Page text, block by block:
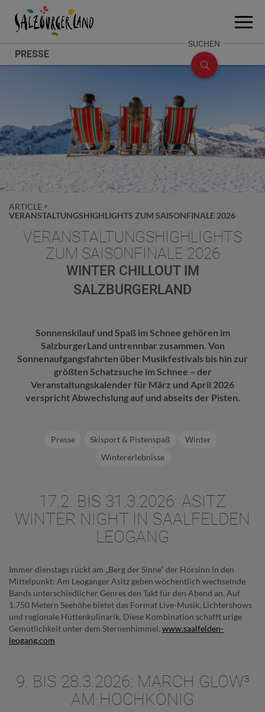
Zum InhaltAccesskey
[0]
Zum SeitenanfangAccesskey
[1]
Zum Fuß-BereichAccesskey
[2]
PRESSE
Menü
SUCHEN
SUCHE
ÖFFNEN
ARTICLE
VERANSTALTUNGSHIGHLIGHTS ZUM SAISONFINALE 2026
VERANSTALTUNGSHIGHLIGHTS
ZUM SAISONFINALE 2026
WINTER CHILLOUT IM
SALZBURGERLAND
Sonnenskilauf und Spaß im Schnee gehören im
SalzburgerLand untrennbar zusammen. Von
Sonnenaufgangsfahrten über Musikfestivals bis hin zur
größten Schatzsuche im Schnee – der
Veranstaltungskalender für März und April 2026
verspricht Abwechslung auf und abseits der Pisten.
Presse Skisport & Pistenspaß
Winter
Wintererlebnisse
17.2. BIS 31.3.2026: ASITZ
WINTER NIGHT IN SAALFELDEN
LEOGANG
Immer dienstags rückt am „Berg der Sinne“ der Hörsinn in den
Mittelpunkt: Am Leoganger Asitz geben wöchentlich wechselnde
Bands unterschiedlicher Genres den Takt für den Abend an. Auf
1.750 Metern Seehöhe bietet das Format Live-Musik, Lichtershows
und regionale Hüttenkulinarik. Diese Kombination schafft urige
Gemütlichkeit unter dem Sternenhimmel. www.saalfelden-
leogang.com
9. BIS 28.3.2026: MARCH GLOW³
AM HOCHKÖNIG